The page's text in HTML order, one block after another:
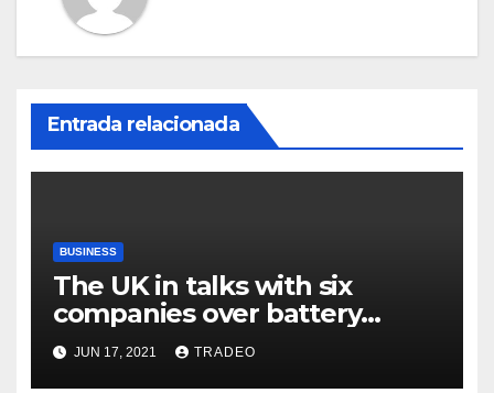
Entrada relacionada
BUSINESS
The UK in talks with six
companies over battery
gigafactories for electric cars.
Is Uk thinking of replacing
JUN 17, 2021 TRADEO